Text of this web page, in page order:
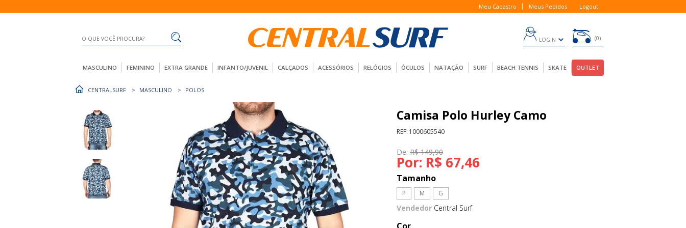
Meu Cadastro Meus Pedidos Logout
LOGIN 0
MASCULINO FEMININO EXTRA GRANDE INFANTO/JUVENIL CALÇADOS ACESSÓRIOS RELÓGIOS ÓCULOS NATAÇÃO SURF BEACH TENNIS SKATE OUTLET
CENTRALSURF MASCULINO POLOS
Camisa Polo Hurley Camo
REF: 1000605540
De: R$ 149,90
Por: R$ 67,46
Tamanho
P M G
Vendedor Central Surf